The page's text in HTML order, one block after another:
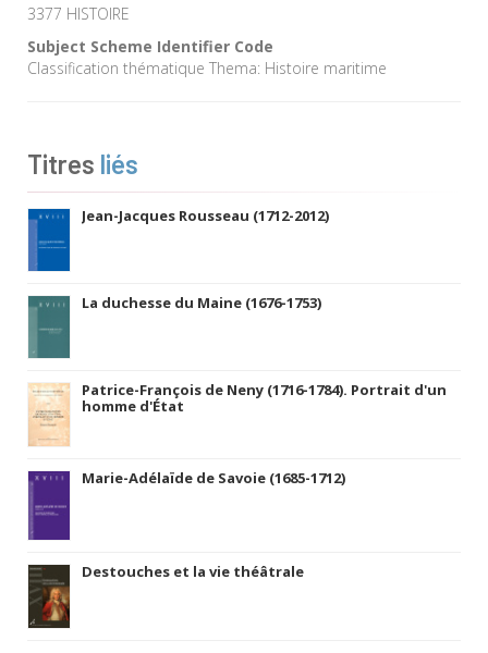
3377 HISTOIRE
Subject Scheme Identifier Code
Classification thématique Thema: Histoire maritime
Titres liés
Jean-Jacques Rousseau (1712-2012)
La duchesse du Maine (1676-1753)
Patrice-François de Neny (1716-1784). Portrait d'un
homme d'État
Marie-Adélaïde de Savoie (1685-1712)
Destouches et la vie théâtrale